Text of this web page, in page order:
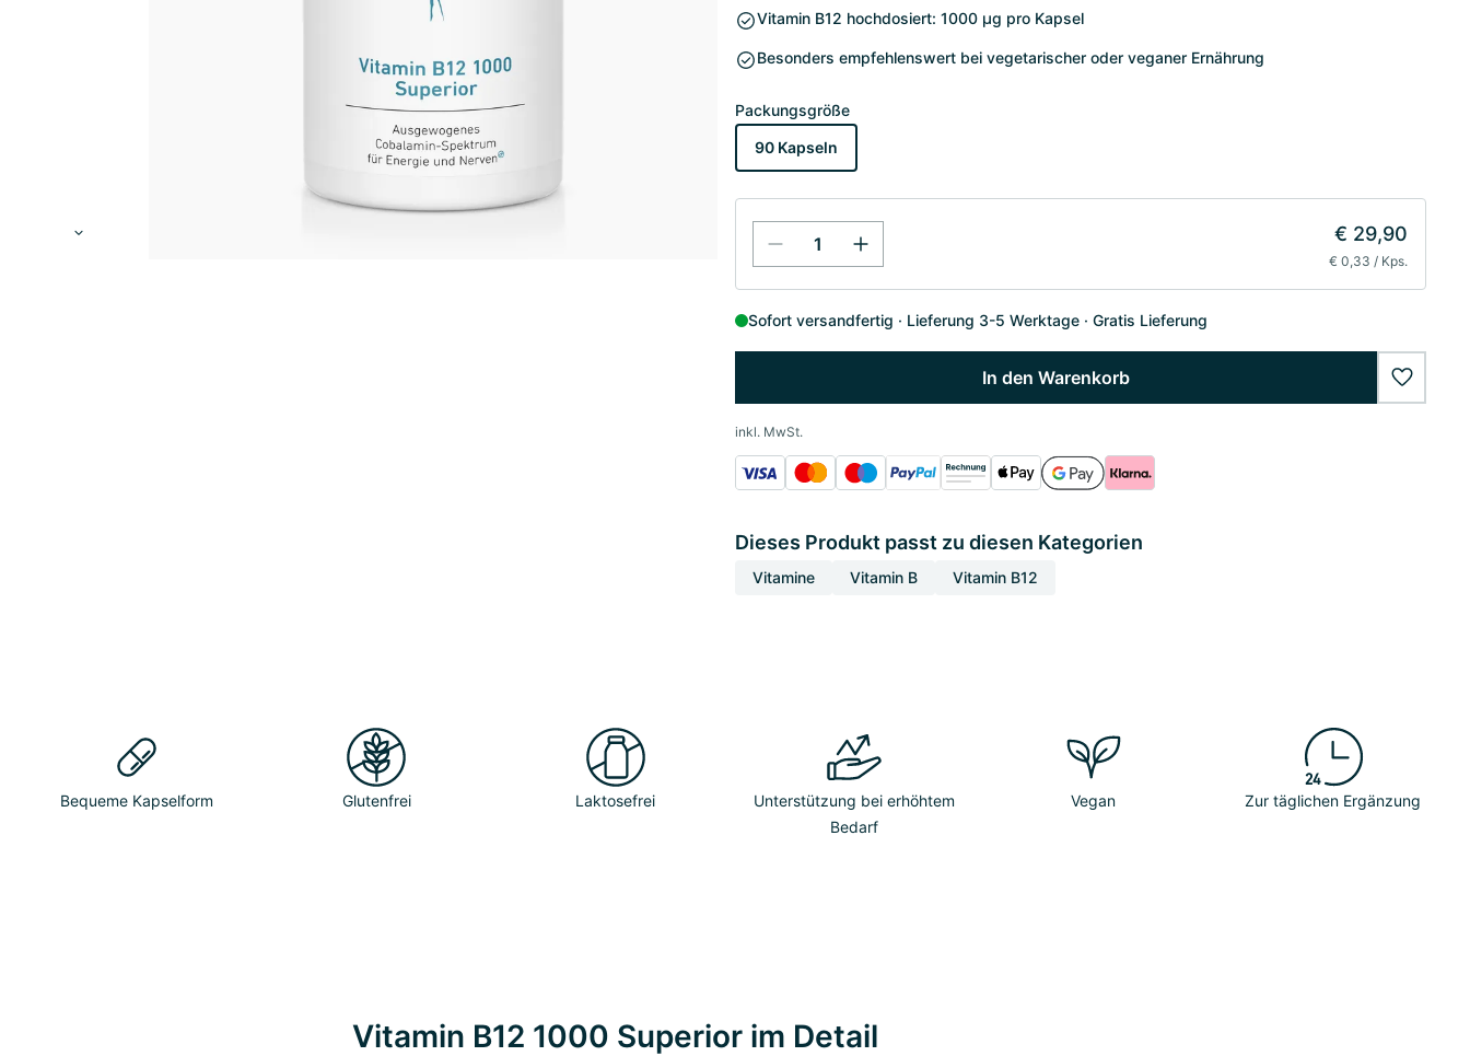
Vitamin B12 hochdosiert: 1000 µg pro Kapsel
Besonders empfehlenswert bei vegetarischer oder veganer Ernährung
Packungsgröße
90 Kapseln
€ 29,90
€ 0,33 / Kps.
Sofort versandfertig Lieferung 3-5 Werktage Gratis Lieferung
In den Warenkorb
inkl. MwSt.
Dieses Produkt passt zu diesen Kategorien
Vitamine Vitamin B Vitamin B12
Bequeme Kapselform Glutenfrei Laktosefrei
Unterstützung bei erhöhtem
Bedarf
Vegan Zur täglichen Ergänzung
Vitamin B12 1000 Superior im Detail